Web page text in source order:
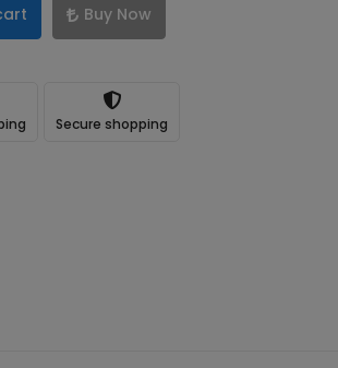
Buy Now
Secure shopping